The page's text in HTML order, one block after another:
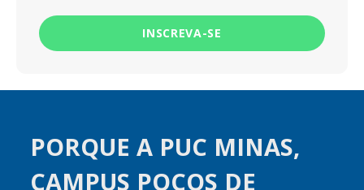
INSCREVA-SE
PORQUE A PUC MINAS,
CAMPUS POÇOS DE